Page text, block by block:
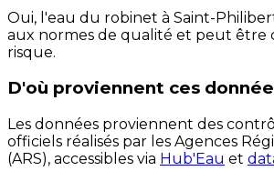
Oui, l'eau du robinet à Saint-
aux normes de qualité et peut être
risque.
D'où proviennent ces
Les données proviennent des
officiels réalisés par les Agences
(ARS), accessibles via Hub'Eau et